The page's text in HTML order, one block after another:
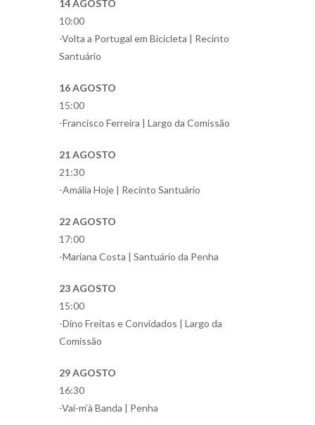
14 AGOSTO
10:00
-Volta a Portugal em Bicicleta | Recinto
Santuário
16 AGOSTO
15:00
-Francisco Ferreira | Largo da Comissão
21 AGOSTO
21:30
-Amália Hoje | Recinto Santuário
22 AGOSTO
17:00
-Mariana Costa | Santuário da Penha
23 AGOSTO
15:00
-Dino Freitas e Convidados | Largo da
Comissão
29 AGOSTO
16:30
-Vai-m’à Banda | Penha